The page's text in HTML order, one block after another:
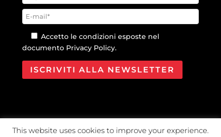
Accetto le condizioni esposte nel
documento Privacy Policy.
This website uses cookies to improve your experience.